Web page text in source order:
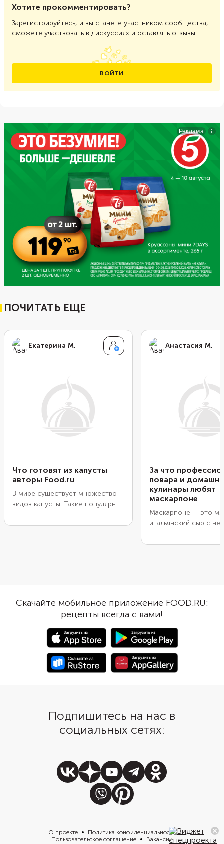
Хотите прокомментировать?
Зарегистрируйтесь, и вы станете участником сообщества,
сможете участвовать в дискуссиях и оставлять отзывы
ВОЙТИ
ПОЧИТАТЬ ЕЩЕ
Екатерина М.
Что готовят из капусты
авторы Food.ru
В мире существует множество
видов капусты. Такие популярные
пекинская или кольраби, часто
составьте свой рейтинг
Анастасия М.
За что
повара и
кулинары любят
маскарпоне
Маскарпоне — это
итальянский сыр с
вкусом. Его ценят за
Скачайте мобильное приложение FOOD.RU:
рецепты всегда с вами!
Подпишитесь на нас в
социальных сетях:
О проекте
Политика конфиденциальности
Пользовательское соглашение
Вакансии